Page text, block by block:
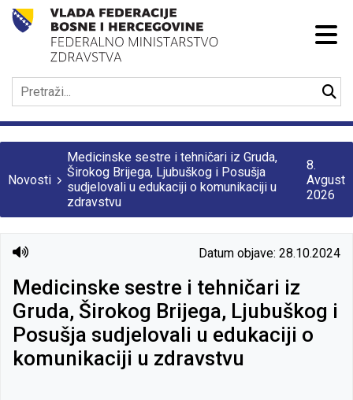
Novosti
Medicinske sestre i tehničari iz Gruda,
Širokog Brijega, Ljubuškog i Posušja
sudjelovali u edukaciji o komunikaciji u
zdravstvu
8.
Avgust
2026
Datum objave: 28.10.2024
Medicinske sestre i tehničari iz
Gruda, Širokog Brijega, Ljubuškog i
Posušja sudjelovali u edukaciji o
komunikaciji u zdravstvu